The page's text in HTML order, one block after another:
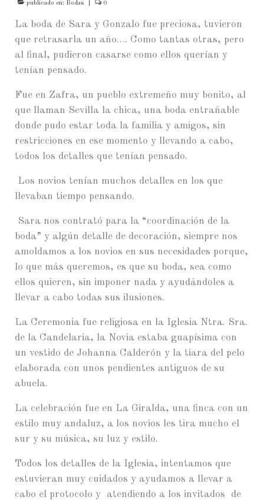
Contacta
publicado en: Bodas 0
La boda de Sara y Gonzalo fue preciosa, tuvieron
que retrasarla un año…. Como tantas otras, pero
al final, pudieron casarse como ellos querían y
tenían pensado.
Fue en Zafra, un pueblo extremeño muy bonito, al
que llaman Sevilla la chica, una boda entrañable
donde pudo estar toda la familia y amigos, sin
restricciones en ese momento y llevando a cabo,
todos los detalles que tenían pensado.
Los novios tenían muchos detalles en los que
llevaban tiempo pensando.
Sara nos contrató para la “coordinación de la
boda” y algún detalle de decoración, siempre nos
amoldamos a los novios en sus necesidades porque,
lo que más queremos, es que su boda, sea como
ellos quieren, sin imponer nada y ayudándoles a
llevar a cabo todas sus ilusiones.
La Ceremonia fue religiosa en la Iglesia Ntra. Sra.
de la Candelaria, la Novia estaba guapísima con
un vestido de Johanna Calderón y la tiara del pelo
elaborada con unos pendientes antiguos de su
abuela.
La celebración fue en La Giralda, una finca con un
estilo muy andaluz, a los novios les tira mucho el
sur y su música, su luz y estilo.
Todos los detalles de la Iglesia, intentamos que
estuvieran muy cuidados y ayudamos a llevar a
cabo el protocolo y atendiendo a los invitados de